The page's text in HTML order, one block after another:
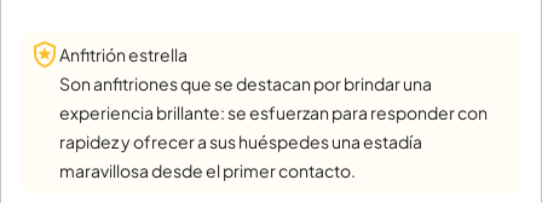
Anfitrión estrella
Son anfitriones que se destacan por brindar una
experiencia brillante: se esfuerzan para responder con
rapidez y ofrecer a sus huéspedes una estadía
maravillosa desde el primer contacto.